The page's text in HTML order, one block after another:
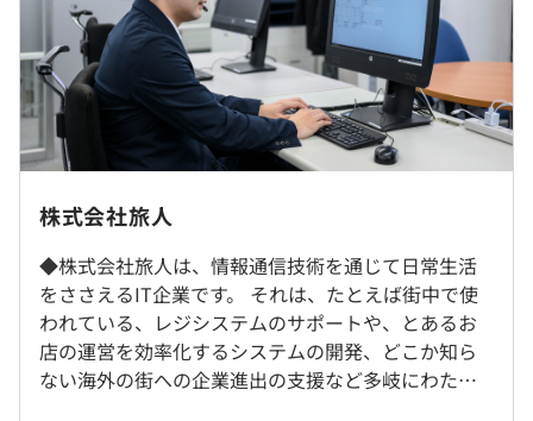
全社235名
転勤はありません。
＜雇入時＞
クライアント先
＜変更範囲＞
会社の定める場所（リモートワークをおこなう場所を含
む）
所定時間外労働の割増率：所定時間外労働125％、休日労
働135％、深夜労働25％
理論年収は、3,210,780円～4,120,000円（賞与×2回を含
む理論年収）となります。
【モデル年収】
■30代（主任・課長）：3,530,000円～6,464,000円
■40代（部長・経営幹部）：5,850,000円～12,350,000円
（※想定年収は年収提示額を保証するものではありません）
株式会社旅人
◆株式会社旅人は、情報通信技術を通じて日常生活
をささえるIT企業です。 それは、たとえば街中で使
われている、レジシステムのサポートや、とあるお
店の運営を効率化するシステムの開発、どこか知ら
ない海外の街への企業進出の支援など多岐にわたり